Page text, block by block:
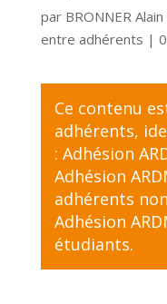
par BRONNER Alain
entre adhérents |
Ce contenu
adhérents,
: Adhésion
Adhésion
adhérents
Adhésion
étudiants.